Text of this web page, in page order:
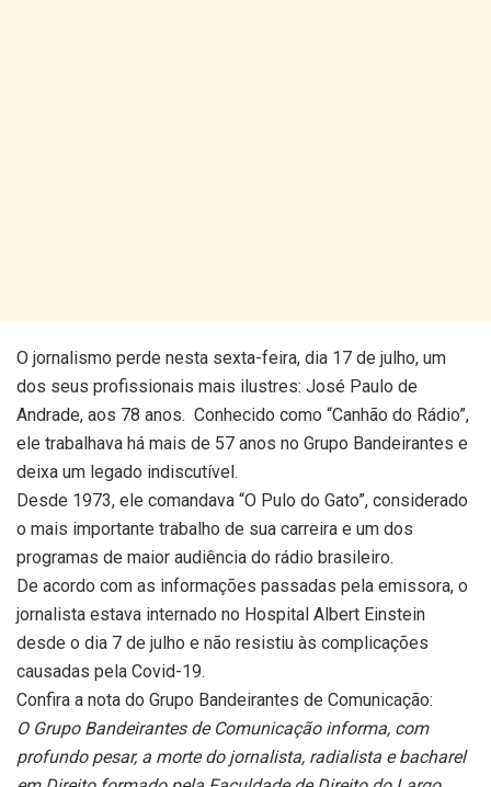
O jornalismo perde nesta sexta-feira, dia 17 de julho, um
dos seus profissionais mais ilustres: José Paulo de
Andrade, aos 78 anos. Conhecido como “Canhão do Rádio”,
ele trabalhava há mais de 57 anos no Grupo Bandeirantes e
deixa um legado indiscutível.
Desde 1973, ele comandava “O Pulo do Gato”, considerado
o mais importante trabalho de sua carreira e um dos
programas de maior audiência do rádio brasileiro.
De acordo com as informações passadas pela emissora, o
jornalista estava internado no Hospital Albert Einstein
desde o dia 7 de julho e não resistiu às complicações
causadas pela Covid-19.
Confira a nota do Grupo Bandeirantes de Comunicação:
O Grupo Bandeirantes de Comunicação informa, com
profundo pesar, a morte do jornalista, radialista e bacharel